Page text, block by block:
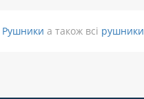
Рушники а також всі рушники